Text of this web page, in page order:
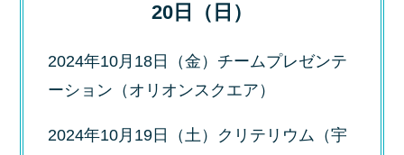
20日（日）
2024年10月18日（金）チームプレゼンテ
ーション（オリオンスクエア）
2024年10月19日（土）クリテリウム（宇